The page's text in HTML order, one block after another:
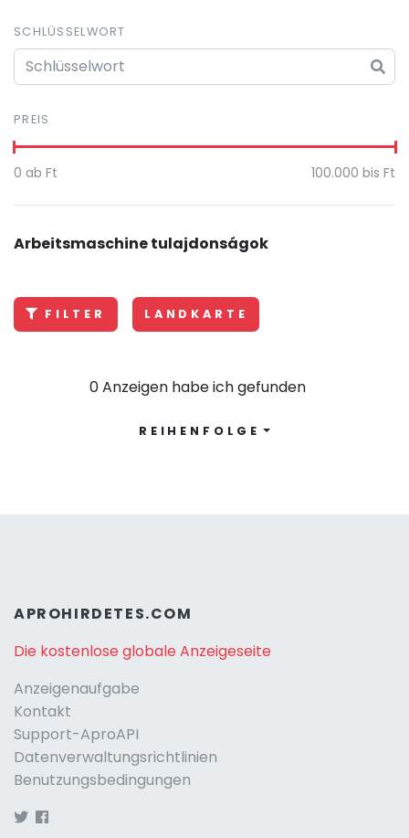
SCHLÜSSELWORT
PREIS
0 ab Ft 100.000 bis Ft
Arbeitsmaschine tulajdonságok
FILTER LANDKARTE
0 Anzeigen habe ich gefunden
REIHENFOLGE
APROHIRDETES.COM
Die kostenlose globale Anzeigeseite
Anzeigenaufgabe
Kontakt
Support-AproAPI
Datenverwaltungsrichtlinien
Benutzungsbedingungen